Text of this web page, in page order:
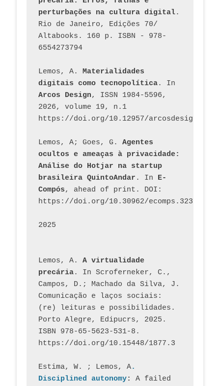
perturbações na cultura digital.
Rio de Janeiro, Edições 70/
Altabooks. 160 p. ISBN - 978-
6554273794
Lemos, A. Materialidades
digitais como tecnopolítica
Arcos Design, ISSN 1984-5596,
2026, volume 19, n.1
https://doi.org/10.12957/
Lemos, A; Goes, G. Agentes
ocultos e ameaças à privacidade:
Análise do Hotjar na startup
brasileira QuintoAndar . In E-
Compós, ahead of print. DOI:
https://doi.org/10.30962/ecomps.3231
2025
Lemos, A. A virtualidade
precária. In Scroferneker, C.,
Campos, D.; Machado da Silva, J.
Comunicação e laços sociais:
(re) leituras e possibilidades.
Porto Alegre, Edipucrs, 2025.
ISBN 978-65-5623-531-8.
https://doi.org/10.15448/1877.3
Estima, W. ; Lemos, A.
Disciplined autonomy: A failed